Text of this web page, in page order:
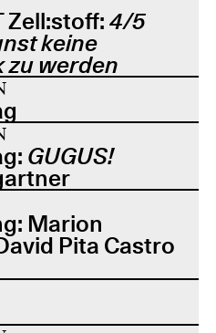
Zell:stoff: 4/5
keine
zu werden
GUGUS!
Marion
Pita Castro